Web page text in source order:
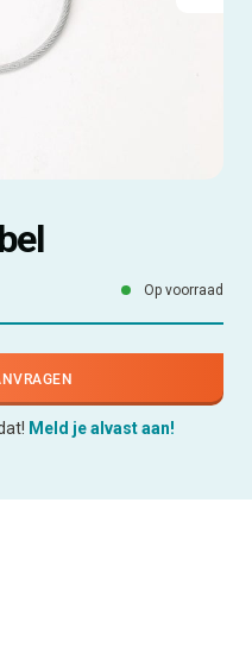
Op voorraad
Meld je alvast aan!